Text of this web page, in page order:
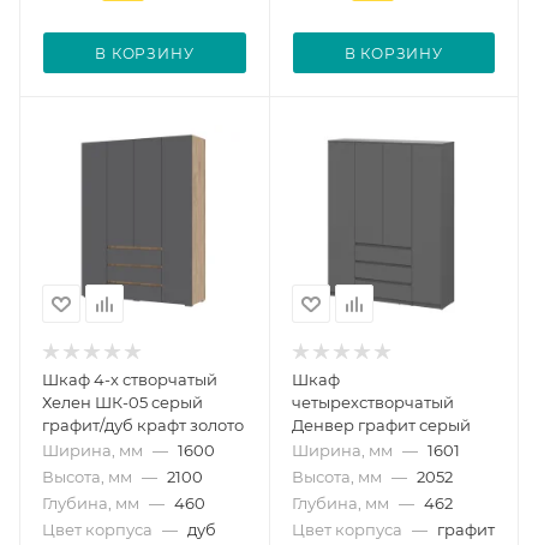
В КОРЗИНУ В КОРЗИНУ
Шкаф 4-х створчатый
Хелен ШК-05 серый
графит/дуб крафт золото
Ширина, мм — 1600
Высота, мм — 2100
Глубина, мм — 460
Цвет корпуса — дуб
Шкаф
четырехстворчатый
Денвер графит серый
Ширина, мм — 1601
Высота, мм — 2052
Глубина, мм — 462
Цвет корпуса — графит